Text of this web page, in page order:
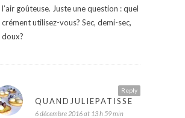
l’air goûteuse. Juste une question : quel
crément utilisez-vous? Sec, demi-sec,
doux?
Reply
QUANDJULIEPATISSE
6 décembre 2016 at 13 h 59 min